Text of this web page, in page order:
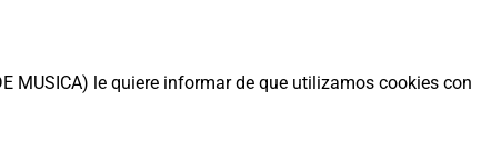
MUSICA) le quiere informar de que utilizamos cookies con